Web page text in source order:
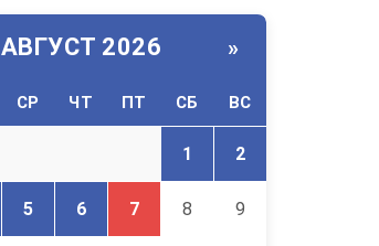
АВГУСТ 2026 »
СР ЧТ ПТ СБ ВС
1 2
5 6 7 8 9